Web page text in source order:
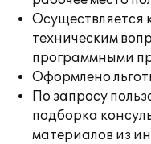
Осуществляется
техническим
программными
Оформлено
По запросу
подборка
материалов из